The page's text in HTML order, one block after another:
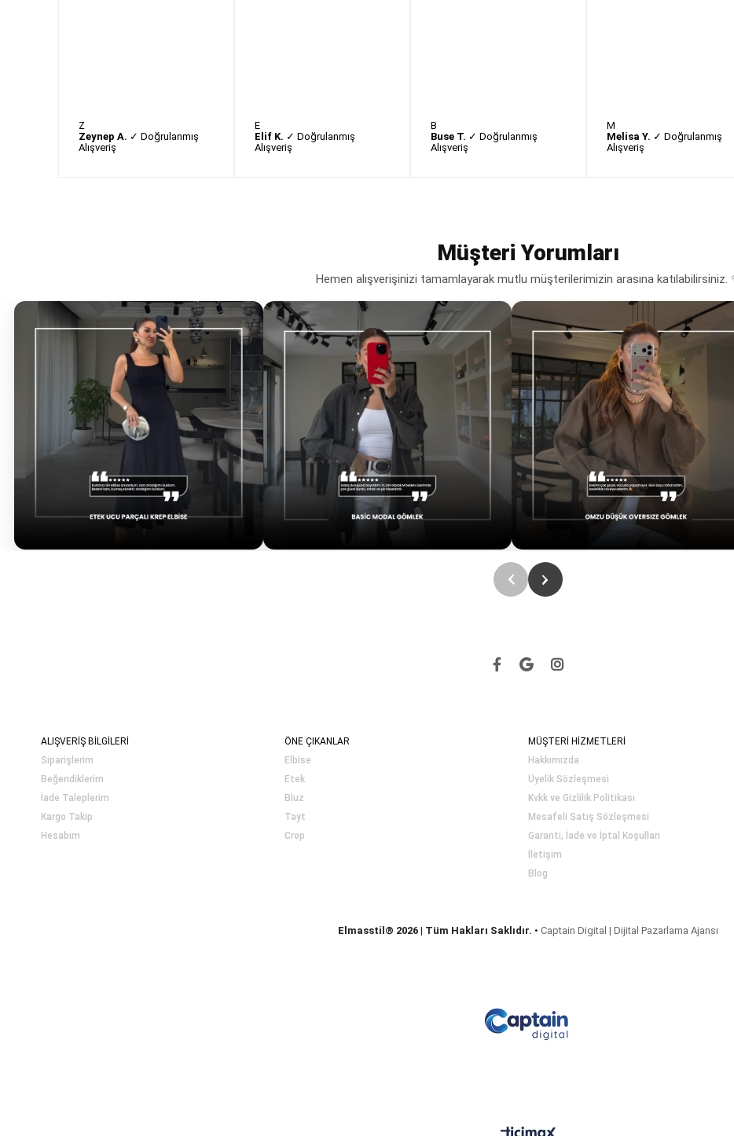
Z
Zeynep A. ✓ Doğrulanmış
Alışveriş
E
Elif K. ✓ Doğrulanmış
Alışveriş
B
Buse T. ✓ Doğrulanmış
Alışveriş
M
Melisa Y. ✓ Doğrulanmış
Alışveriş
Müşteri Yorumları
Hemen alışverişinizi tamamlayarak mutlu müşterilerimizin arasına katılabilirsiniz.
ALIŞVERİŞ BİLGİLERİ
Siparişlerim
Beğendiklerim
İade Taleplerim
Kargo Takip
Hesabım
ÖNE ÇIKANLAR
Elbise
Etek
Bluz
Tayt
Crop
MÜŞTERİ HİZMETLERİ
Hakkımızda
Üyelik Sözleşmesi
Kvkk ve Gizlilik Politikası
Mesafeli Satış Sözleşmesi
Garanti, İade ve İptal Koşulları
İletişim
Blog
Elmasstil® 2026 | Tüm Hakları Saklıdır. • Captain Digital | Dijital Pazarlama Ajansı